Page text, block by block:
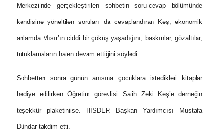
Merkezi’nde gerçekleştirilen sohbetin soru-cevap bölümünde
kendisine yöneltilen soruları da cevaplandıran Keş, ekonomik
anlamda Mısır’ın ciddi bir çöküş yaşadığını, baskınlar, gözaltılar,
tutuklamaların halen devam ettiğini söyledi.
Sohbetten sonra günün anısına çocuklara istedikleri kitaplar
hediye edilirken Öğretim görevlisi Salih Zeki Keş’e derneğin
teşekkür plaketiniise, HİSDER Başkan Yardımcısı Mustafa
Dündar takdim etti.